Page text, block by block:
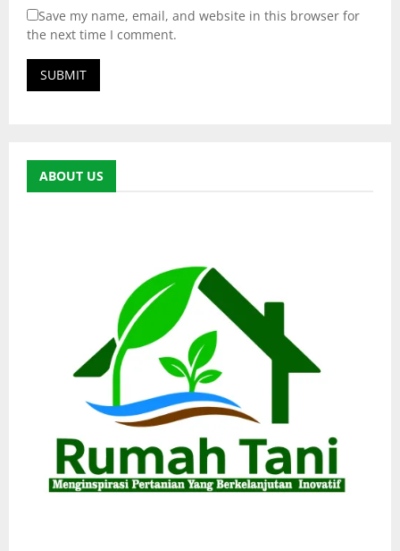
Save my name, email, and website in this browser for
the next time I comment.
ABOUT US